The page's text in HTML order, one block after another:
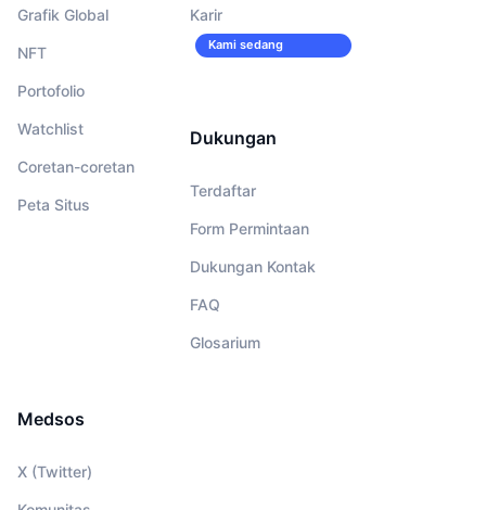
Grafik Global
NFT
Portofolio
Watchlist
Coretan-coretan
Peta Situs
Karir
Kami sedang
Dukungan
Terdaftar
Form Permintaan
Dukungan Kontak
FAQ
Glosarium
Medsos
X (Twitter)